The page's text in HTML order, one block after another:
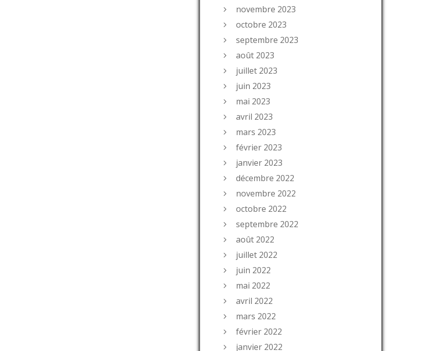
novembre 2023
octobre 2023
septembre 2023
août 2023
juillet 2023
juin 2023
mai 2023
avril 2023
mars 2023
février 2023
janvier 2023
décembre 2022
novembre 2022
octobre 2022
septembre 2022
août 2022
juillet 2022
juin 2022
mai 2022
avril 2022
mars 2022
février 2022
janvier 2022